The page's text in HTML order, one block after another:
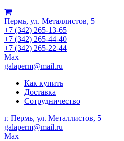
Пермь, ул. Металлистов, 5
+7 (342) 265-13-65
+7 (342) 265-44-40
+7 (342) 265-22-44
Мах
galaperm@mail.ru
Как купить
Доставка
Сотрудничество
г. Пермь, ул. Металлистов, 5
galaperm@mail.ru
Мах